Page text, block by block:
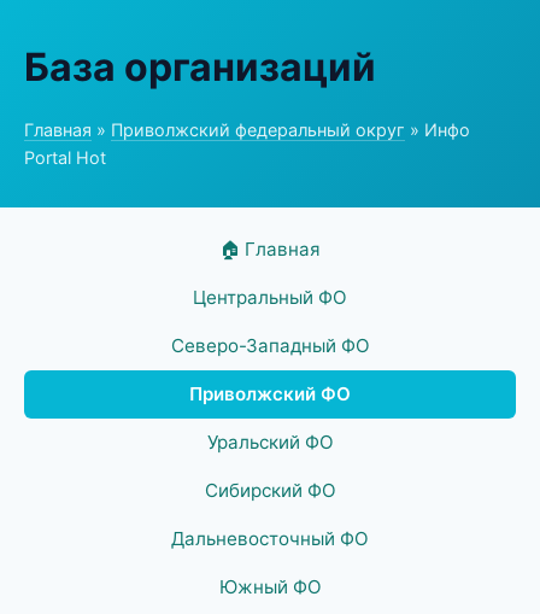
База организаций
Главная » Приволжский федеральный округ » Инфо
Portal Hot
🏠 Главная
Центральный ФО
Северо-Западный ФО
Приволжский ФО
Уральский ФО
Сибирский ФО
Дальневосточный ФО
Южный ФО